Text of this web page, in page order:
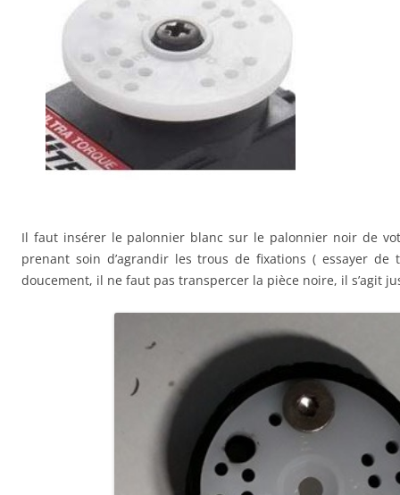
Il faut insérer le palonnier blanc sur le palonnier noir de
prenant soin d’agrandir les trous de fixations ( essayer de
doucement, il ne faut pas transpercer la pièce noire, il s’agit